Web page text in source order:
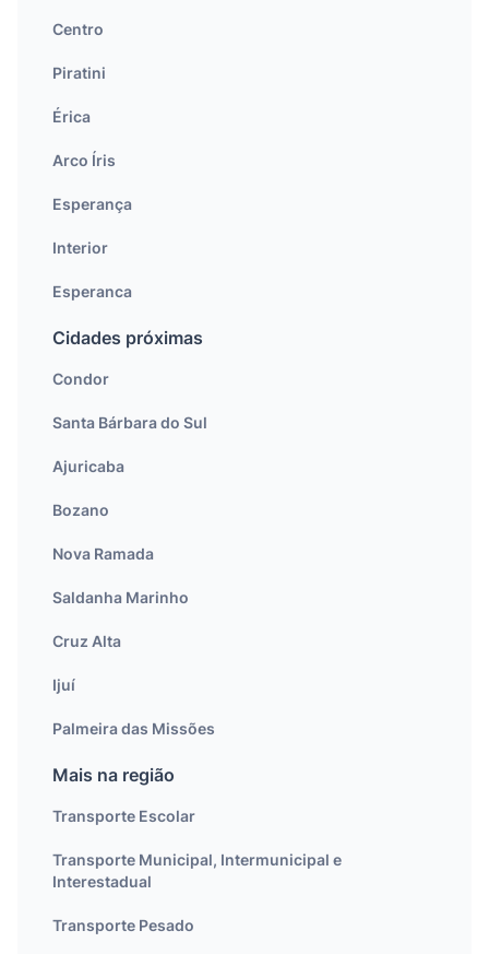
Centro
Piratini
Érica
Arco Íris
Esperança
Interior
Esperanca
Cidades próximas
Condor
Santa Bárbara do Sul
Ajuricaba
Bozano
Nova Ramada
Saldanha Marinho
Cruz Alta
Ijuí
Palmeira das Missões
Mais na região
Transporte Escolar
Transporte Municipal, Intermunicipal e
Interestadual
Transporte Pesado